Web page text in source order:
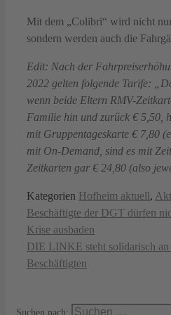
Mit dem „Colibri“ wird nicht
sondern werden auch die
Edit: Nach der
2022 gelten folgende Tarife:
wenn beide Eltern RMV-
Familie hin und zurück € 5,50,
mit Gruppentageskarte € 7,80
mit On-Demand, sind es mit
Zeitkarten gar € 24,80 (also
Kategorien Hofheim aktuell,
Beschäftigte der DGT dürfen
Krise ausbaden
DIE LINKE steht solidarisch
Beschäftigten
Suchen nach: